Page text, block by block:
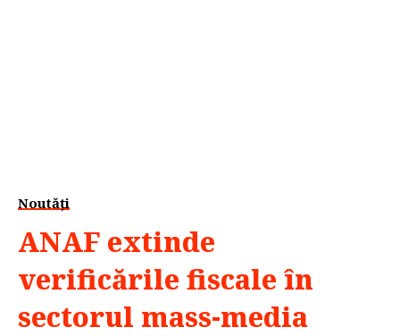
Noutăți
ANAF extinde
verificările fiscale în
sectorul mass-media